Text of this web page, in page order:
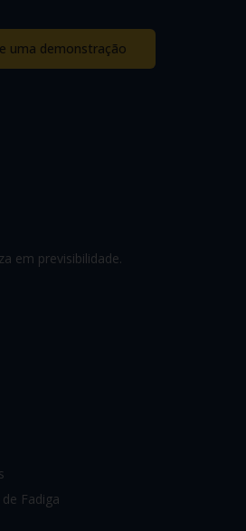
uma demonstração
em previsibilidade.
Fadiga